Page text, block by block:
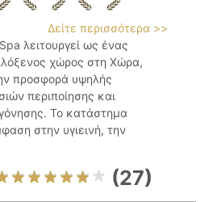
Δείτε περισσότερα >>
λειτουργεί ως ένας
χώρος στη Χώρα,
προσφορά υψηλής
περιποίησης και
Το κατάστημα
στην υγιεινή, την
(27)